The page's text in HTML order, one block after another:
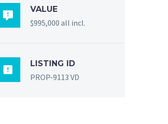

VALUE
$995,000 all incl.

LISTING ID
PROP-9113 VD